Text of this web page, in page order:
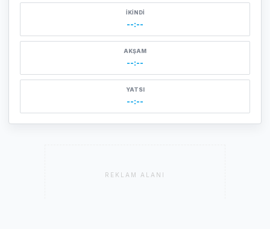
İKINDI
--:--
AKŞAM
--:--
YATSI
--:--
REKLAM ALANI